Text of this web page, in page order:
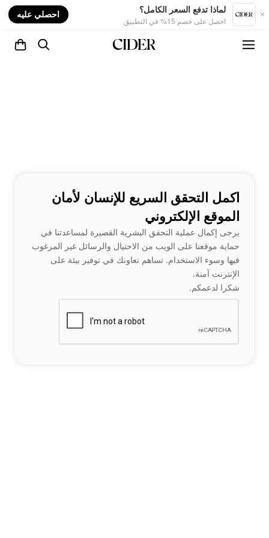
لماذا تدفع السعر الكامل؟
احصل على خصم 15% في التطبيق
احصلي عليه
اكمل التحقق السريع للإنسان لأمان
الموقع الإلكتروني
يرجى إكمال عملية التحقق البشرية القصيرة لمساعدتنا في
حماية موقعنا على الويب من الاحتيال والرسائل غير المرغوب
فيها وسوء الاستخدام. تساهم تعاونك في توفير بيئة على
الإنترنت آمنة.
شكرا لدعمكم.